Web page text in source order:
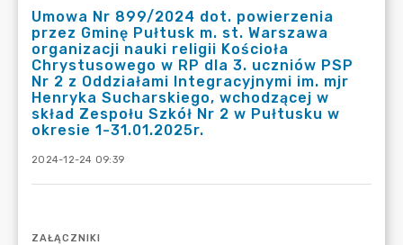
Umowa Nr 899/2024 dot. powierzenia
przez Gminę Pułtusk m. st. Warszawa
organizacji nauki religii Kościoła
Chrystusowego w RP dla 3. uczniów PSP
Nr 2 z Oddziałami Integracyjnymi im. mjr
Henryka Sucharskiego, wchodzącej w
skład Zespołu Szkół Nr 2 w Pułtusku w
okresie 1-31.01.2025r.
2024-12-24 09:39
ZAŁĄCZNIKI